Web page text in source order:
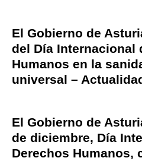
El Gobierno de
del Día Internacional
Humanos en la
universal –
El Gobierno de
de diciembre, Día
Derechos Humanos,